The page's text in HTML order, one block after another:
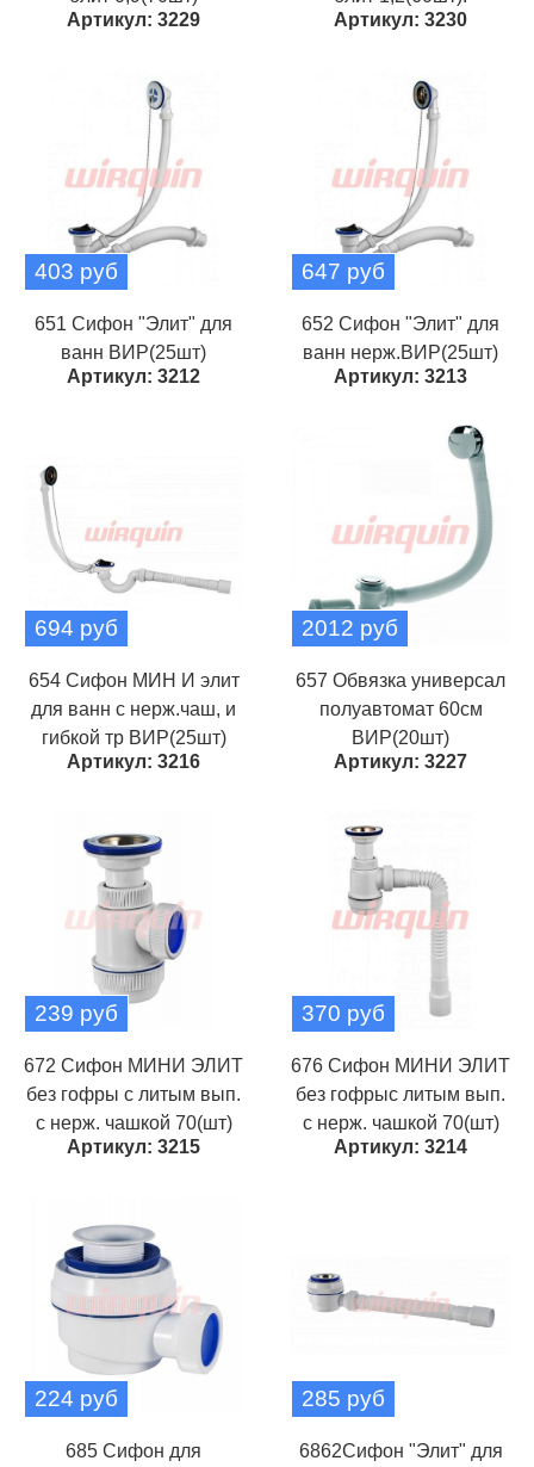
Артикул: 3229
Артикул: 3230
403 руб
651 Сифон "Элит" для
ванн ВИР(25шт)
Артикул: 3212
647 руб
652 Сифон "Элит" для
ванн нерж.ВИР(25шт)
Артикул: 3213
694 руб
654 Сифон МИН И элит
для ванн с нерж.чаш, и
гибкой тр ВИР(25шт)
Артикул: 3216
2012 руб
657 Обвязка универсал
полуавтомат 60см
ВИР(20шт)
Артикул: 3227
239 руб
672 Сифон МИНИ ЭЛИТ
без гофры с литым вып.
с нерж. чашкой 70(шт)
Артикул: 3215
370 руб
676 Сифон МИНИ ЭЛИТ
без гофрыс литым вып.
с нерж. чашкой 70(шт)
Артикул: 3214
224 руб
685 Сифон для
285 руб
6862Сифон "Элит" для